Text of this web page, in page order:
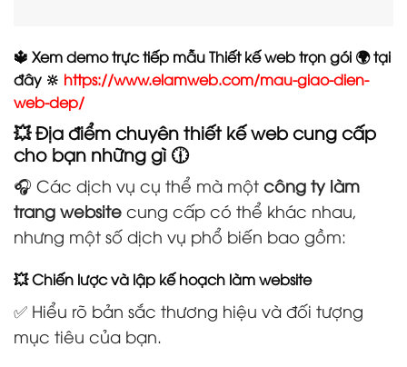
🔱 Xem demo trực tiếp mẫu Thiết kế web trọn gói 🌍 tại
đây 🔆 https://www.elamweb.com/mau-giao-dien-
web-dep/
💥 Địa điểm chuyên thiết kế web cung cấp
cho bạn những gì 🕧
🎧 Các dịch vụ cụ thể mà một công ty làm
trang website cung cấp có thể khác nhau,
nhưng một số dịch vụ phổ biến bao gồm:
💥 Chiến lược và lập kế hoạch làm website
✅ Hiểu rõ bản sắc thương hiệu và đối tượng
mục tiêu của bạn.